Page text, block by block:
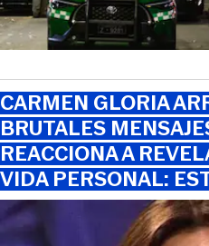
CARMEN GLORIA
BRUTALES
REACCIONA A
VIDA PERSONAL: